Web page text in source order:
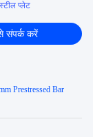
स्टील प्लेट
संपर्क करें
Prestressed Bar